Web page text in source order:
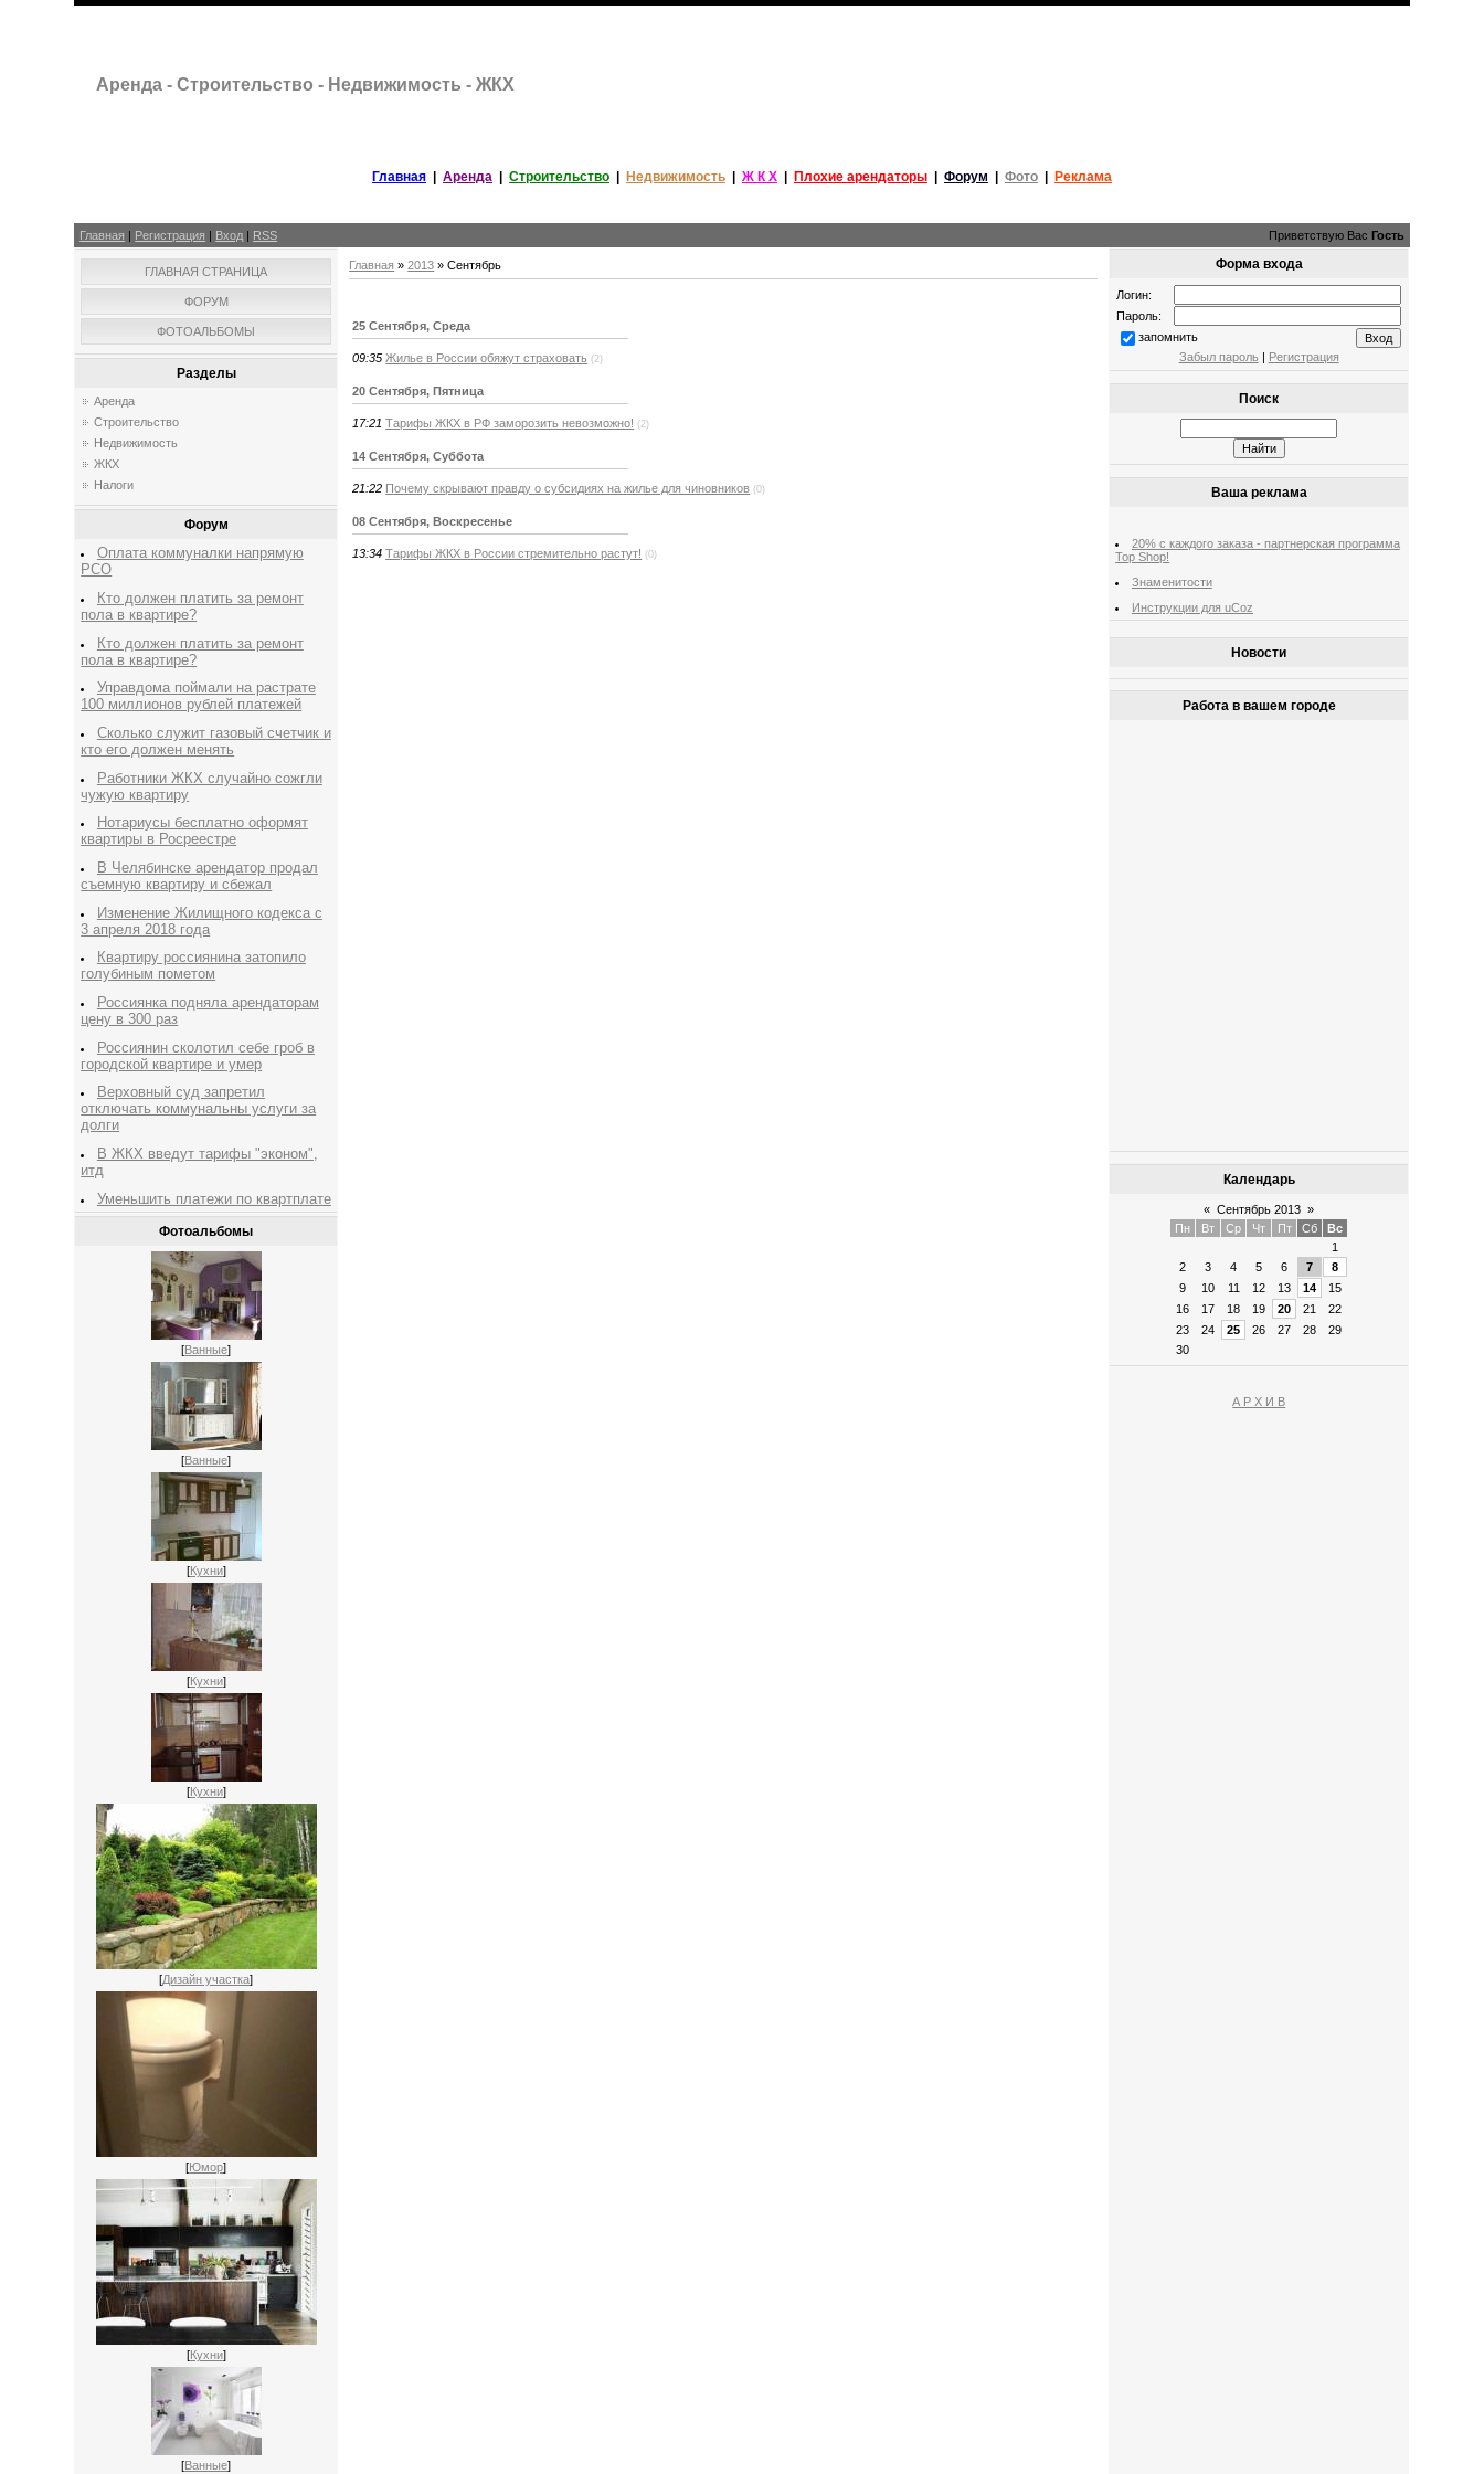
Аренда - Строительство - Недвижимость - ЖКХ
Главная Аренда Строительство Недвижимость Ж К Х Плохие арендаторы Форум Фото Реклама
Главная Регистрация Вход RSS Приветствую Вас Гость
ГЛАВНАЯ СТРАНИЦА
ФОРУМ
ФОТОАЛЬБОМЫ
Разделы
Аренда
Строительство
Недвижимость
ЖКХ
Налоги
Форум
Оплата коммуналки напрямую
РСО
Кто должен платить за ремонт
пола в квартире?
Кто должен платить за ремонт
пола в квартире?
Управдома поймали на растрате
100 миллионов рублей платежей
Сколько служит газовый счетчик и
кто его должен менять
Работники ЖКХ случайно сожгли
чужую квартиру
Нотариусы бесплатно оформят
квартиры в Росреестре
В Челябинске арендатор продал
съемную квартиру и сбежал
Изменение Жилищного кодекса с
3 апреля 2018 года
Квартиру россиянина затопило
голубиным пометом
Россиянка подняла арендаторам
цену в 300 раз
Россиянин сколотил себе гроб в
городской квартире и умер
Верховный суд запретил
отключать коммунальны услуги за
долги
В ЖКХ введут тарифы "эконом",
итд
Уменьшить платежи по квартплате
Фотоальбомы
[Ванные]
[Ванные]
[Кухни]
[Кухни]
[Кухни]
[Дизайн участка]
[Юмор]
[Кухни]
[Ванные]
Главная »2013 » Сентябрь
25 Сентября, Среда
09:35 Жилье в России обяжут страховать (2)
20 Сентября, Пятница
17:21 Тарифы ЖКХ в РФ заморозить невозможно! (2)
14 Сентября, Суббота
21:22 Почему скрывают правду о субсидиях на жилье для чиновников (0)
08 Сентября, Воскресенье
13:34 Тарифы ЖКХ в России стремительно растут! (0)
Форма входа
Логин:
Пароль:
запомнить
Забыл пароль
Регистрация
Поиск
Ваша реклама
20% с каждого заказа - партнерская программа
Top Shop!
Знаменитости
Инструкции для uCoz
Новости
Работа в вашем городе
Календарь
« Сентябрь 2013 »
Пн
Вт Ср Чт Пт Сб
Вс
1
2
3 4 5 6 7
8
9
10 11 12 13 14
15
16
17 18 19 20 21
22
23
24 25 26 27 28
29
30
А Р Х И В